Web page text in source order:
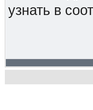
узнать в